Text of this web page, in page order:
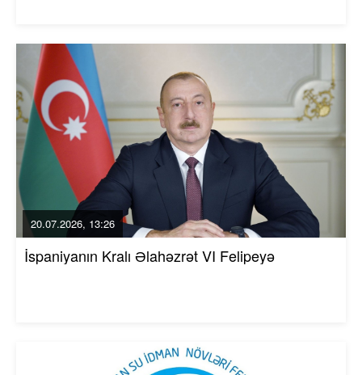
20.07.2026, 13:26
İspaniyanın Kralı Əlahəzrət VI Felipeyə